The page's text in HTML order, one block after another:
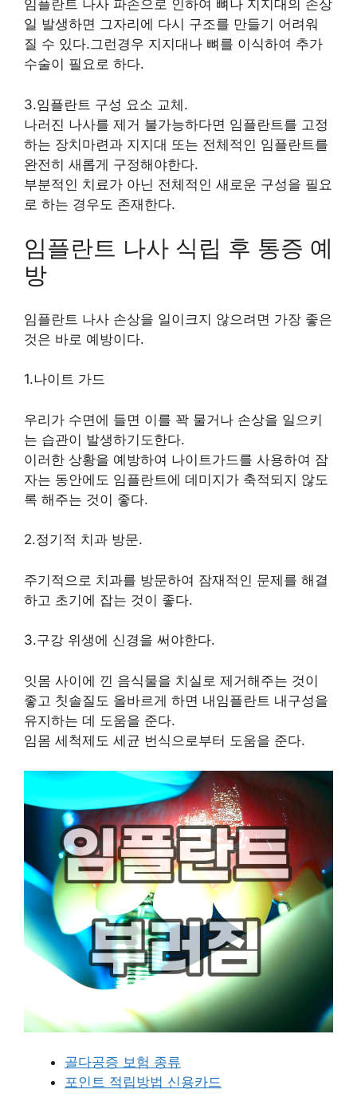
임플란트 나사 파손으로 인하여 뼈나 지지대의 손상
일 발생하면 그자리에 다시 구조를 만들기 어려워
질 수 있다.그런경우 지지대나 뼈를 이식하여 추가
수술이 필요로 하다.
3.임플란트 구성 요소 교체.
나러진 나사를 제거 불가능하다면 임플란트를 고정
하는 장치마련과 지지대 또는 전체적인 임플란트를
완전히 새롭게 구정해야한다.
부분적인 치료가 아닌 전체적인 새로운 구성을 필요
로 하는 경우도 존재한다.
임플란트 나사 식립 후 통증 예
방
임플란트 나사 손상을 일이크지 않으려면 가장 좋은
것은 바로 예방이다.
1.나이트 가드
우리가 수면에 들면 이를 꽉 물거나 손상을 일으키
는 습관이 발생하기도한다.
이러한 상황을 예방하여 나이트가드를 사용하여 잠
자는 동안에도 임플란트에 데미지가 축적되지 않도
록 해주는 것이 좋다.
2.정기적 치과 방문.
주기적으로 치과를 방문하여 잠재적인 문제를 해결
하고 초기에 잡는 것이 좋다.
3.구강 위생에 신경을 써야한다.
잇몸 사이에 낀 음식물을 치실로 제거해주는 것이
좋고 칫솔질도 올바르게 하면 내임플란트 내구성을
유지하는 데 도움을 준다.
임몸 세척제도 세균 번식으로부터 도움을 준다.
골다공증 보험 종류
포인트 적립방법 신용카드